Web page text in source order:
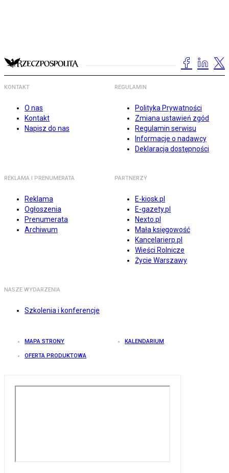
KONTAKT
O nas
Kontakt
Napisz do nas
REGULAMIN
Polityka Prywatności
Zmiana ustawień zgód
Regulamin serwisu
Informacje o nadawcy
Deklaracja dostępności
REKLAMA I PRENUMERATA
Reklama
Ogłoszenia
Prenumerata
Archiwum
PARTNERZY
E-kiosk.pl
E-gazety.pl
Nexto.pl
Mała księgowość
Kancelarierp.pl
Wieści Rolnicze
Życie Warszawy
NASZE WYDARZENIA
Szkolenia i konferencje
MAPA STRONY KALENDARIUM
OFERTA PRODUKTOWA